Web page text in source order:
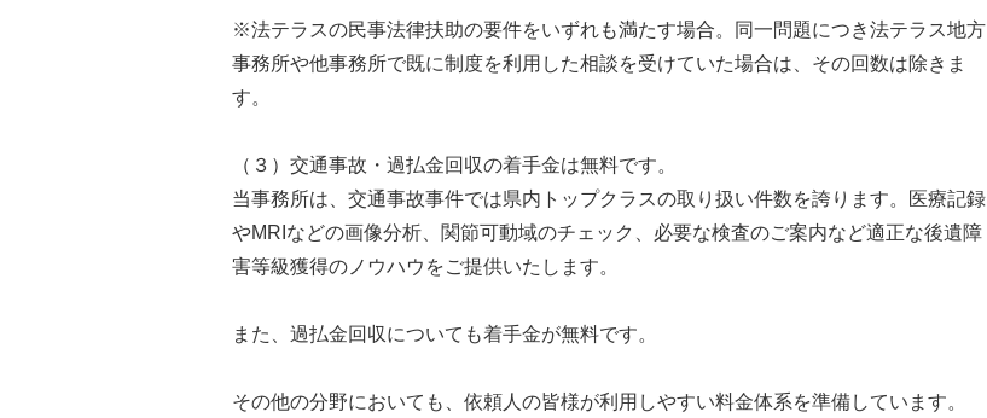
※法テラスの民事法律扶助の要件をいずれも満たす場合。同一問題につき法テラス地方
事務所や他事務所で既に制度を利用した相談を受けていた場合は、その回数は除きま
す。
（３）交通事故・過払金回収の着手金は無料です。
当事務所は、交通事故事件では県内トップクラスの取り扱い件数を誇ります。医療記録
やMRIなどの画像分析、関節可動域のチェック、必要な検査のご案内など適正な後遺障
害等級獲得のノウハウをご提供いたします。
また、過払金回収についても着手金が無料です。
その他の分野においても、依頼人の皆様が利用しやすい料金体系を準備しています。